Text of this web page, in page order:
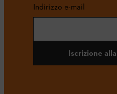
Indirizzo e-mail
Iscrizione